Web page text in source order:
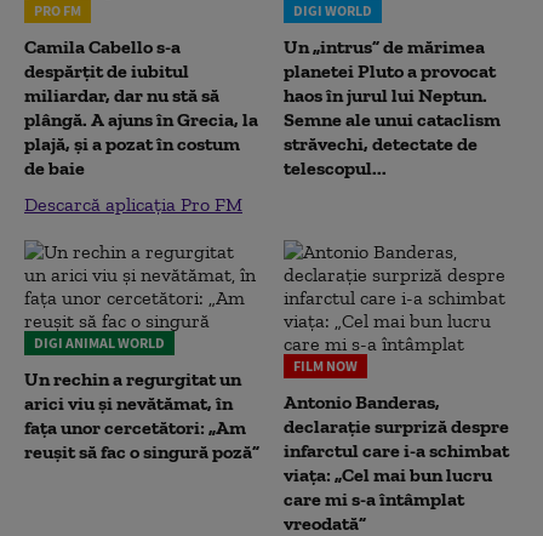
PRO FM
Camila Cabello s-a
despărțit de iubitul
miliardar, dar nu stă să
plângă. A ajuns în Grecia, la
plajă, și a pozat în costum
de baie
Descarcă aplicația Pro FM
DIGI WORLD
Un „intrus” de mărimea
planetei Pluto a provocat
haos în jurul lui Neptun.
Semne ale unui cataclism
străvechi, detectate de
telescopul...
DIGI ANIMAL WORLD
Un rechin a regurgitat un
arici viu și nevătămat, în
fața unor cercetători: „Am
reușit să fac o singură poză”
FILM NOW
Antonio Banderas,
declarație surpriză despre
infarctul care i-a schimbat
viața: „Cel mai bun lucru
care mi s-a întâmplat
vreodată”